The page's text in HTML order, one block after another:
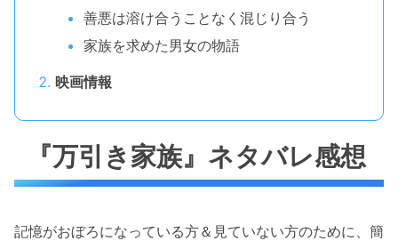
善悪は溶け合うことなく混じり合う
家族を求めた男女の物語
映画情報
『万引き家族』ネタバレ感想
記憶がおぼろになっている方＆見ていない方のために、簡